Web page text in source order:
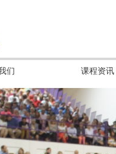
们 课程资讯